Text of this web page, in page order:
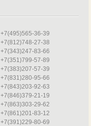
+7(495)565-36-39
+7(812)748-27-38
+7(343)247-83-66
+7(351)799-57-89
+7(383)207-57-39
+7(831)280-95-66
+7(843)203-92-63
+7(846)379-21-19
+7(863)303-29-62
+7(861)201-83-12
+7(391)229-80-69